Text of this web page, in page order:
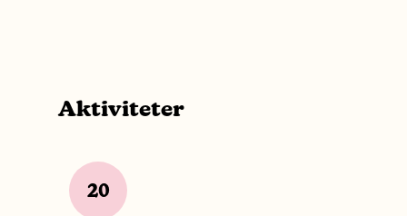
Aktiviteter
20